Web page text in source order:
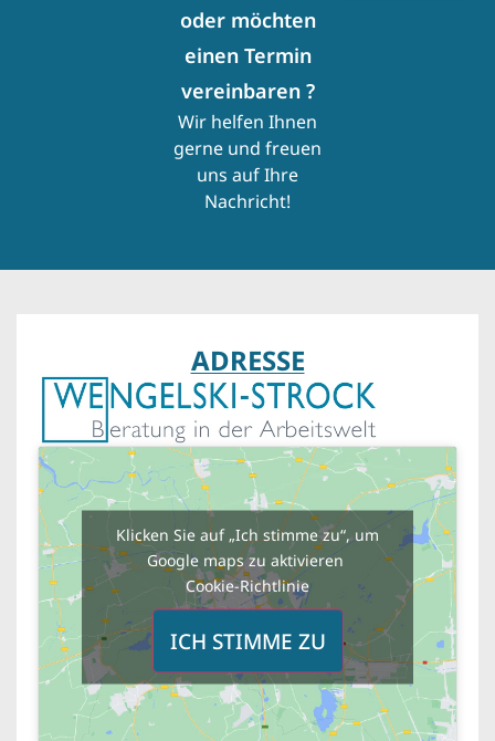
oder möchten
einen Termin
vereinbaren ?
Wir helfen Ihnen
gerne und freuen
uns auf Ihre
Nachricht!
ADRESSE
Klicken Sie auf „Ich stimme zu“, um
Google maps zu aktivieren
Cookie-Richtlinie
ICH STIMME ZU